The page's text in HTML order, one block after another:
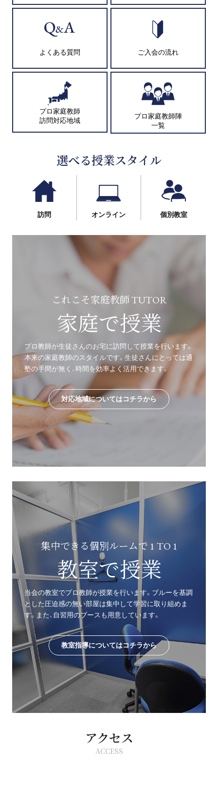
よくある質問 ご入会の流れ
プロ家庭教師
訪問対応地域
プロ家庭教師陣
一覧
選べる授業スタイル
訪問 オンライン 個別教室
これこそ家庭教師 TUTOR
家庭で授業
プロ教師が生徒さんのお宅に訪問して授業を行います。
本来の家庭教師のスタイルです。生徒さんにとっては通
塾の手間が無く、時間を効率よく活用できます。
対応地域についてはコチラから
集中できる個別ルームで 1 TO 1
教室で授業
当会の教室でプロ教師が授業を行います。ブルーを基調
とした圧迫感の無い部屋は集中して学習に取り組めま
す。また、自習用のブースも用意しています。
教室指導についてはコチラから
アクセス
ACCESS